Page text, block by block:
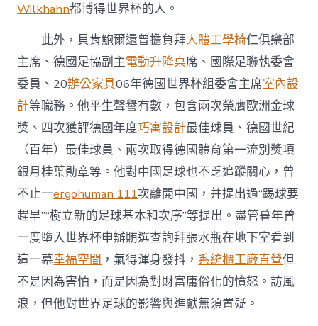
Wilkhahn都博得世界杯的人。
此外，貝肯鮑爾還曾擔負拜人體工學椅仁俱樂部
主席、德國足協副主電動升降桌席、國際足聯執委會
委員、20辦公家具06年德國世界杯組委會主席室內設
計等職務。他平生聲譽有數，包含兩次榮膺歐洲金球
獎、四次獲評德國年度巧寓設計最佳球員、德國世紀
（百年）最佳球員、兩次取得德國體育第一流別獎項
銀月桂葉勛章等。他對中國足球也不乏追蹤關心，曾
不止一ergohuman 111次離開中國，并提出過“踢球要
趕早”“樹立新的足球基本和次序”等提出。盡管暮年曾
一度墮入世界杯申辦賄選查詢拜張水瓶在地下室看到
這一幕幸福空間 ，氣得渾身發抖， 系統櫃工廠直營但
不是因為害怕，而是因為對財富庸俗化的憤怒。訪風
浪，但他對世界足球的影響與進獻無須置疑。